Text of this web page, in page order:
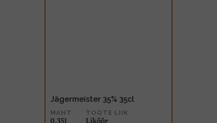
Jägermeister 35% 35cl
MAHT
0.35l
TOOTE LIIK
Liköör